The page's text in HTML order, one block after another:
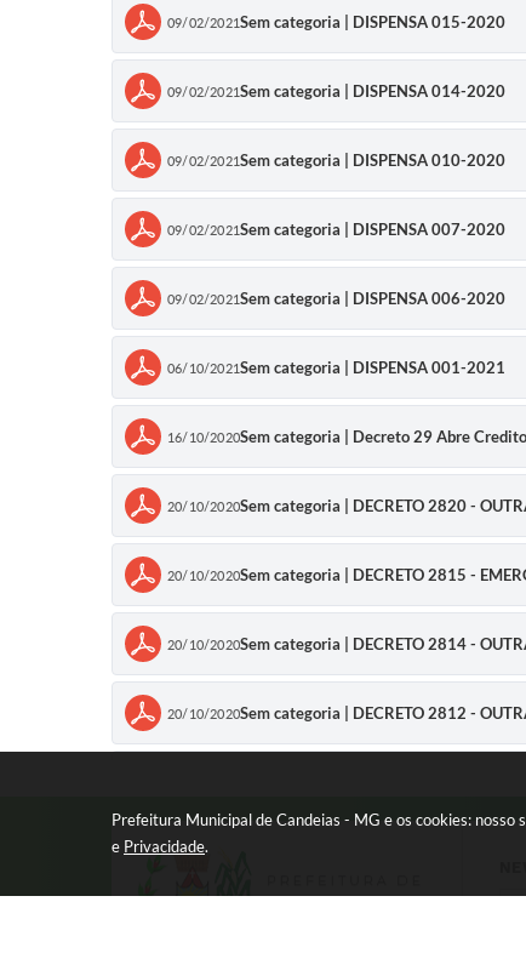
Prefeitura Municipal de Candeias - MG e os cookies:
e Privacidade.
09/02/2021Sem categoria | DISPENSA 015-2020
09/02/2021Sem categoria | DISPENSA 014-2020
09/02/2021Sem categoria | DISPENSA 010-2020
09/02/2021Sem categoria | DISPENSA 007-2020
09/02/2021Sem categoria | DISPENSA 006-2020
06/10/2021Sem categoria | DISPENSA 001-2021
16/10/2020Sem categoria | Decreto 29 Abre
20/10/2020Sem categoria | DECRETO 2820 -
20/10/2020Sem categoria | DECRETO 2815 -
20/10/2020Sem categoria | DECRETO 2814 -
20/10/2020Sem categoria | DECRETO 2812 -
15/05/2019
Sem categoria | ( SECRETARIA MUNICIPAL DE